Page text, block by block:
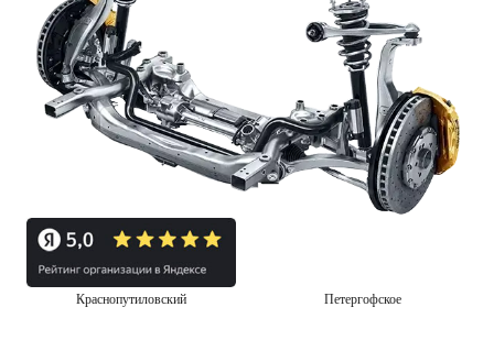
Краснопутиловский Петергофское